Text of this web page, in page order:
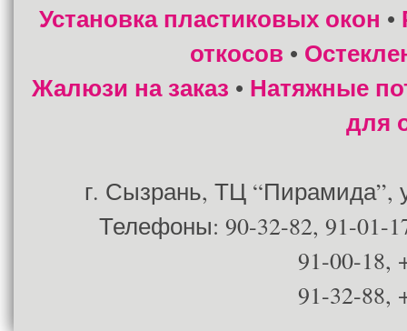
Установка пластиковых окон •
откосов •
Жалюзи на заказ • Натяжные
для
г. Сызрань, ТЦ “Пирамида”,
Телефоны: 90-32-82, 91-01-
91-00-18,
91-32-88,